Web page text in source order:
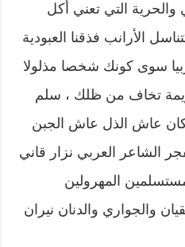
التي تعني أكل
الأرانب فذقنا العبودية
سوى كونك شخصا مذلولا
تخاف من ظلك ، سلم
عاش الذل عاش الجبن
الشاعر العربي نزار قاني
المهرولين
والجواري والدنان نيران